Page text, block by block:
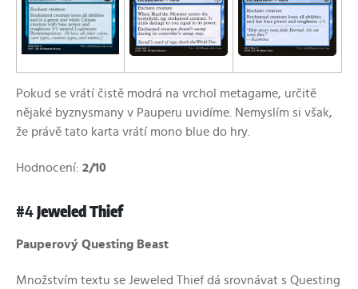
Pokud se vrátí čistě modrá na vrchol metagame, určitě
nějaké byznysmany v Pauperu uvidíme. Nemyslím si však,
že právě tato karta vrátí mono blue do hry.
Hodnocení: 2/10
#4 Jeweled Thief
Pauperový Questing Beast
Množstvím textu se Jeweled Thief dá srovnávat s Questing